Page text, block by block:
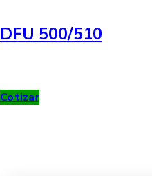
DFU 500/510
Cotizar